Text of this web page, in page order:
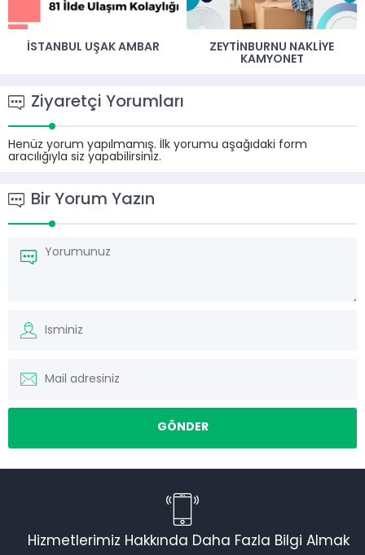
İSTANBUL UŞAK AMBAR
ZEYTINBURNU NAKLIYE
KAMYONET
Ziyaretçi Yorumları
Henüz yorum yapılmamış. İlk yorumu aşağıdaki form
aracılığıyla siz yapabilirsiniz.
Bir Yorum Yazın
Hizmetlerimiz Hakkında Daha Fazla Bilgi Almak